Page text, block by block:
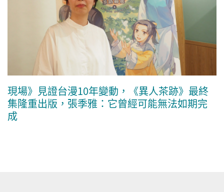
現場》見證台漫10年變動，《異人茶跡》最終
集隆重出版，張季雅：它曾經可能無法如期完
成